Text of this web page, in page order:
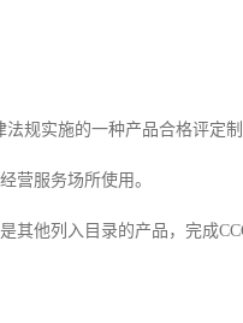
规实施的一种产品合格评定制
营服务场所使用。
其他列入目录的产品，完成